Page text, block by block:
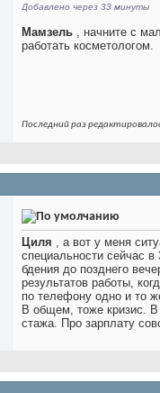
Добавлено через 33 минуты
Мамзель , начните с
работать косметологом.
Последний раз
Циля , а вот у меня
специальности сейчас
бдения до позднего
результатов работы,
по телефону одно и то
В общем, тоже кризис. В
стажа. Про зарплату